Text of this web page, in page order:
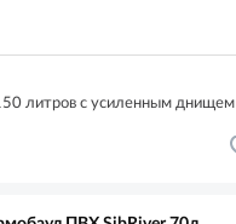
литров с усиленным днищем